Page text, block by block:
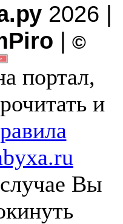
2026 |
| ©
портал,
и
Вы